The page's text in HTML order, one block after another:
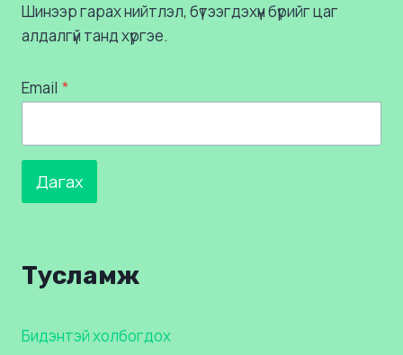
Шинээр гарах нийтлэл, бүтээгдэхүүн бүрийг цаг
алдалгүй танд хүргэе.
Email *
Дагах
Тусламж
Бидэнтэй холбогдох